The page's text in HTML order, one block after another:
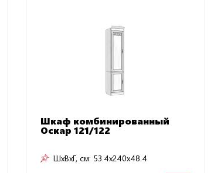
Шкаф комбинированный
Оскар 121/122
ШxВxГ, см: 53.4x240x48.4